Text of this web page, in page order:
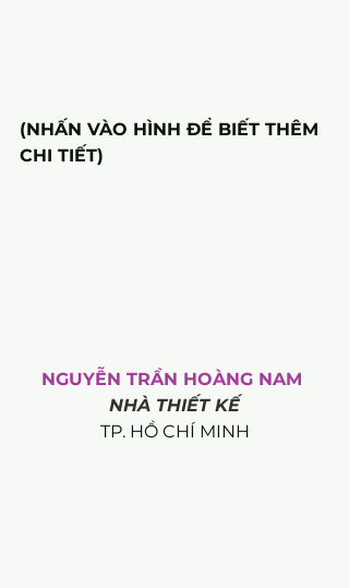
(NHẤN VÀO HÌNH ĐỂ BIẾT THÊM
CHI TIẾT)
NGUYỄN TRẦN HOÀNG NAM
NHÀ THIẾT KẾ
TP. HỒ CHÍ MINH